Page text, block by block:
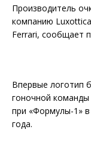
Производитель
компанию
Ferrari, сообщает
Впервые логотип
гоночной команды
при «Формулы-1»
года.